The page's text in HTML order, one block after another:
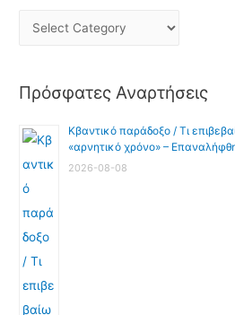
Πρόσφατες Αναρτήσεις
Κβαντικό παράδοξο / Τι
«αρνητικό χρόνο» –
2026-08-08